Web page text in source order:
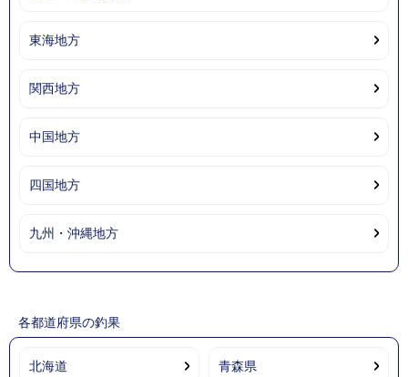
東海地方
関西地方
中国地方
四国地方
九州・沖縄地方
各都道府県の釣果
北海道 青森県